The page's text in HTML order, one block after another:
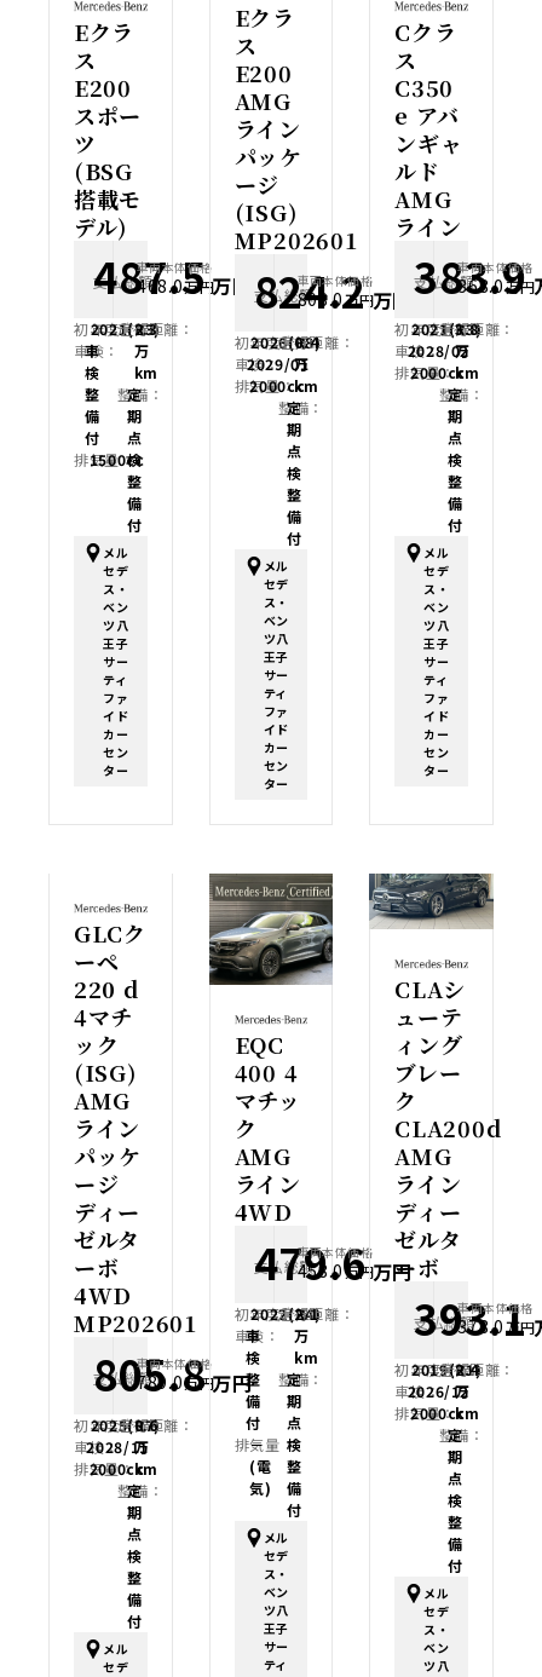
Eクラ
ス
E200
スポー
ツ
(BSG
搭載モ
デル)
支払総額
487.5 万円
車両本体価格
468.0万円
初年度登録：
2021(R3)
車検：
車
検
整
備
付
排気量：
1500cc
走行距離：
2.3
万
km
整備：
定
期
点
検
整
備
付
メル
セデ
ス・
ベン
ツ八
王子
サー
ティ
ファ
イド
カー
セン
ター
Eクラ
ス
E200
AMG
ライン
パッケ
ージ
(ISG)
MP202601
支払総額
824.2 万円
車両本体価格
808.0万円
初年度登録：
2026(R8)
車検：
2029/01
排気量：
2000cc
走行距離：
0.4
万
km
整備：
定
期
点
検
整
備
付
メル
セデ
ス・
ベン
ツ八
王子
サー
ティ
ファ
イド
カー
セン
ター
Cクラ
ス
C350
e アバ
ンギャ
ルド
AMG
ライン
支払総額
383.9
車両本体価格
368.0万円
初年度登録：
2021(R3)
車検：
2028/02
排気量：
2000cc
走行距離：
3.8
万
km
整備：
定
期
点
検
整
備
付
メル
セデ
ス・
ベン
ツ八
王子
サー
ティ
ファ
イド
カー
セン
ター
GLCク
ーペ
220 d
4マチ
ック
(ISG)
AMG
ライン
パッケ
ージ
ディー
ゼルタ
ーボ
4WD
MP202601
支払総額
805.8 万円
車両本体価格
789.0万円
初年度登録：
2025(R7)
車検：
2028/11
排気量：
2000cc
走行距離：
0.6
万
km
整備：
定
期
点
検
整
備
付
メル
セデ
EQC
400 4
マチッ
ク
AMG
ライン
4WD
支払総額
479.6 万円
車両本体価格
458.0万円
初年度登録：
2022(R4)
車検：
車
検
整
備
付
排気量：
－
(電
気)
走行距離：
2.1
万
km
整備：
定
期
点
検
整
備
付
メル
セデ
ス・
ベン
ツ八
王子
サー
ティ
CLAシ
ューテ
ィング
ブレー
ク
CLA200d
AMG
ライン
ディー
ゼルタ
ーボ
支払総額
393.1
車両本体価格
378.0万円
初年度登録：
2019(R1)
車検：
2026/12
排気量：
2000cc
走行距離：
2.4
万
km
整備：
定
期
点
検
整
備
付
メル
セデ
ス・
ベン
ツ八